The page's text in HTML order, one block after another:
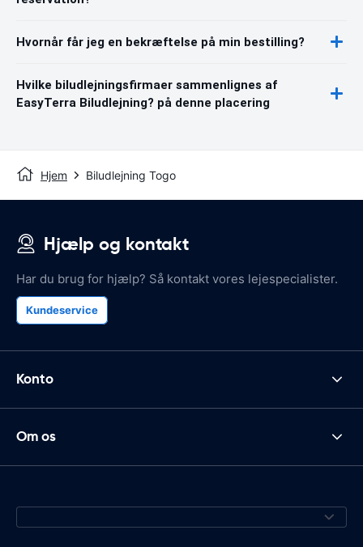
Hvornår får jeg en bekræftelse på min bestilling?
Hvilke biludlejningsfirmaer sammenlignes af
EasyTerra Biludlejning? på denne placering
Hjem Biludlejning Togo
Hjælp og kontakt
Har du brug for hjælp? Så kontakt vores lejespecialister.
Kundeservice
Konto
Om os